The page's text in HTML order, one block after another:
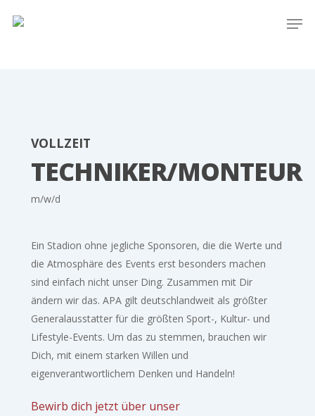
VOLLZEIT
TECHNIKER/MONTEUR
m/w/d
Ein Stadion ohne jegliche Sponsoren, die die Werte und
die Atmosphäre des Events erst besonders machen
sind einfach nicht unser Ding. Zusammen mit Dir
ändern wir das. APA gilt deutschlandweit als größter
Generalausstatter für die größten Sport-, Kultur- und
Lifestyle-Events. Um das zu stemmen, brauchen wir
Dich, mit einem starken Willen und
eigenverantwortlichem Denken und Handeln!
Bewirb dich jetzt über unser